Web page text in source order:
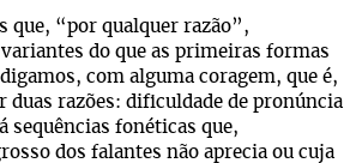
que, “por qualquer razão”,
do que as primeiras formas
com alguma coragem, que é,
razões: dificuldade de pronúncia
sequências fonéticas que,
dos falantes não aprecia ou cuja